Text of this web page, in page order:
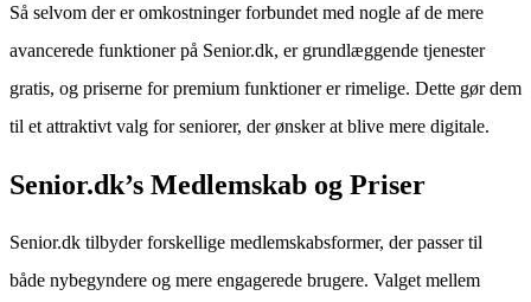
Så selvom der er omkostninger forbundet med nogle af de mere
avancerede funktioner på Senior.dk, er grundlæggende tjenester
gratis, og priserne for premium funktioner er rimelige. Dette gør dem
til et attraktivt valg for seniorer, der ønsker at blive mere digitale.
Senior.dk’s Medlemskab og Priser
Senior.dk tilbyder forskellige medlemskabsformer, der passer til
både nybegyndere og mere engagerede brugere. Valget mellem